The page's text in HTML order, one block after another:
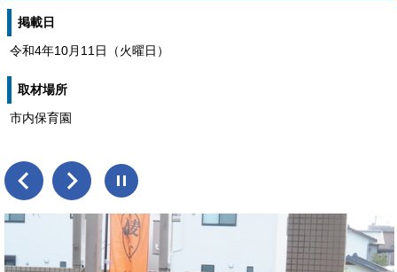
掲載日
令和4年10月11日（火曜日）
取材場所
市内保育園